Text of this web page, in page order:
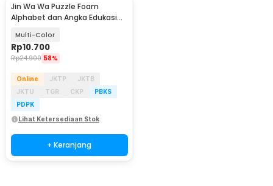
Jin Wa Wa Puzzle Foam
Alphabet dan Angka Edukasi
Multi-Color
Rp10.700
Rp24.900 58%
Online JKTP
JKTB
JKTU
TGR CKP
PBKS
PDPK
Lihat Ketersediaan Stok
+ Keranjang